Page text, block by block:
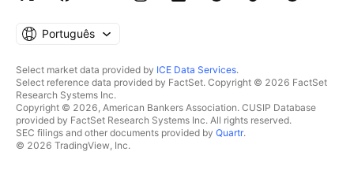
Português
Select market data provided by ICE Data Services.
Select reference data provided by FactSet. Copyright © 2026 FactSet
Research Systems Inc.
Copyright © 2026, American Bankers Association. CUSIP Database
provided by FactSet Research Systems Inc. All rights reserved.
SEC filings and other documents provided by Quartr.
© 2026 TradingView, Inc.